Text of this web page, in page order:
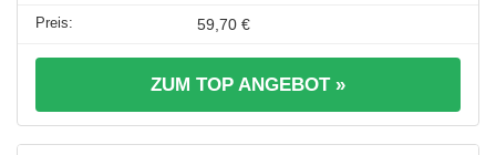
59,70 €
ZUM TOP ANGEBOT »